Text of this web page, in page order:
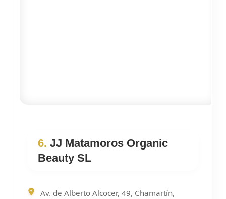
6. JJ Matamoros Organic
Beauty SL
Av. de Alberto Alcocer, 49, Chamartín,